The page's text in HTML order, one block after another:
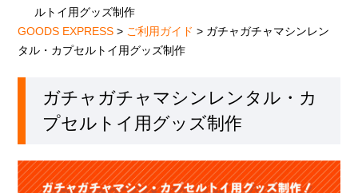
ルトイ用グッズ制作
GOODS EXPRESS > ご利用ガイド > ガチャガチャマシンレン
タル・カプセルトイ用グッズ制作
ガチャガチャマシンレンタル・カ
プセルトイ用グッズ制作